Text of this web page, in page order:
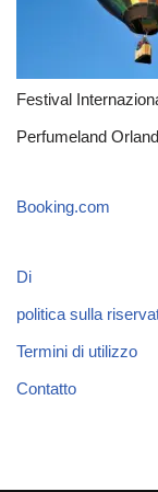
Festival
Perfumeland
Booking.com
Di
politica sulla
Termini di utilizzo
Contatto